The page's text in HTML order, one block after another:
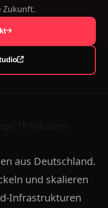
Zukunft.
aus Deutschland.
und skalieren
Infrastrukturen